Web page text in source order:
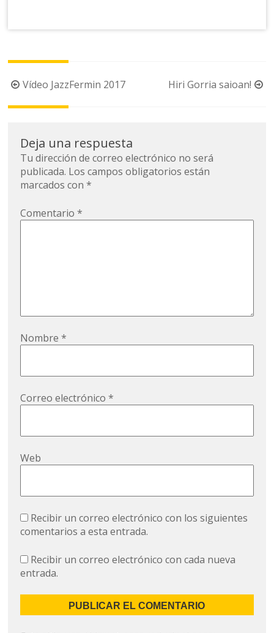
Navegación
de
Vídeo JazzFermin 2017 Hiri Gorria saioan!
Deja una respuesta
Tu dirección de correo electrónico no será
publicada. Los campos obligatorios están
marcados con*
Comentario*
Nombre*
Correo electrónico*
Web
Recibir un correo electrónico con los siguientes
comentarios a esta entrada.
Recibir un correo electrónico con cada nueva
entrada.